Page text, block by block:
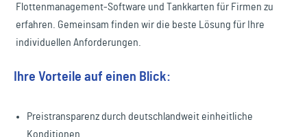
Flottenmanagement-Software und Tankkarten für Firmen zu
erfahren. Gemeinsam finden wir die beste Lösung für Ihre
individuellen Anforderungen.
Ihre Vorteile auf einen Blick:
Preistransparenz durch deutschlandweit einheitliche
Konditionen